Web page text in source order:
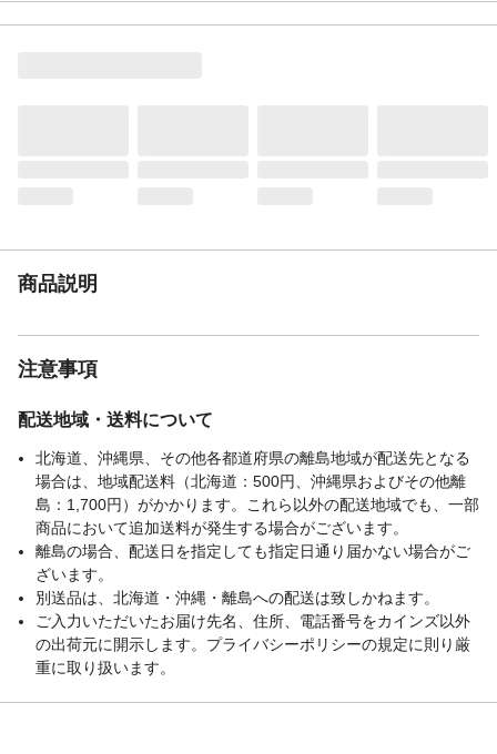
商品説明
注意事項
配送地域・送料について
北海道、沖縄県、その他各都道府県の離島地域が配送先となる
場合は、地域配送料（北海道：500円、沖縄県およびその他離
島：1,700円）がかかります。これら以外の配送地域でも、一部
商品において追加送料が発生する場合がございます。
離島の場合、配送日を指定しても指定日通り届かない場合がご
ざいます。
別送品は、北海道・沖縄・離島への配送は致しかねます。
ご入力いただいたお届け先名、住所、電話番号をカインズ以外
の出荷元に開示します。プライバシーポリシーの規定に則り厳
重に取り扱います。